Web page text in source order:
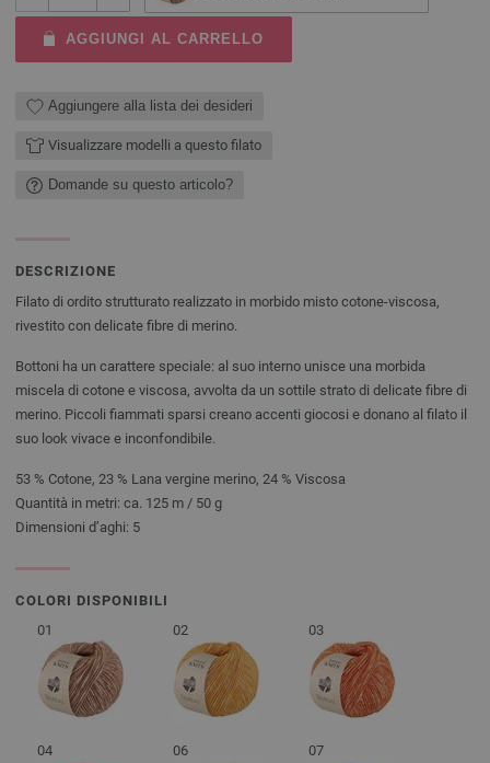
AGGIUNGI AL CARRELLO
Aggiungere alla lista dei desideri
Visualizzare modelli a questo filato
Domande su questo articolo?
DESCRIZIONE
Filato di ordito strutturato realizzato in morbido misto cotone-viscosa,
rivestito con delicate fibre di merino.
Bottoni ha un carattere speciale: al suo interno unisce una morbida
miscela di cotone e viscosa, avvolta da un sottile strato di delicate fibre di
merino. Piccoli fiammati sparsi creano accenti giocosi e donano al filato il
suo look vivace e inconfondibile.
53 % Cotone, 23 % Lana vergine merino, 24 % Viscosa
Quantità in metri: ca. 125 m / 50 g
Dimensioni d’aghi: 5
COLORI DISPONIBILI
01
02 03
04 06 07